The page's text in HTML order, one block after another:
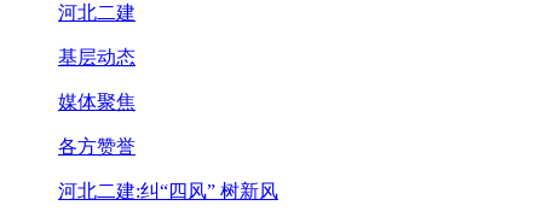
河北二建
基层动态
媒体聚焦
各方赞誉
河北二建:纠“四风” 树新风